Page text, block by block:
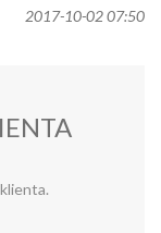
2017-10-02 07:50